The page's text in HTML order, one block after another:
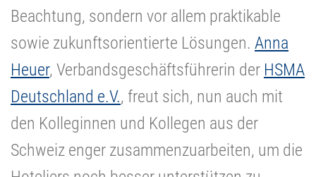
Beachtung, sondern vor allem praktikable
sowie zukunftsorientierte Lösungen. Anna
Heuer, Verbandsgeschäftsführerin der HSMA
Deutschland e.V., freut sich, nun auch mit
den Kolleginnen und Kollegen aus der
Schweiz enger zusammenzuarbeiten, um die